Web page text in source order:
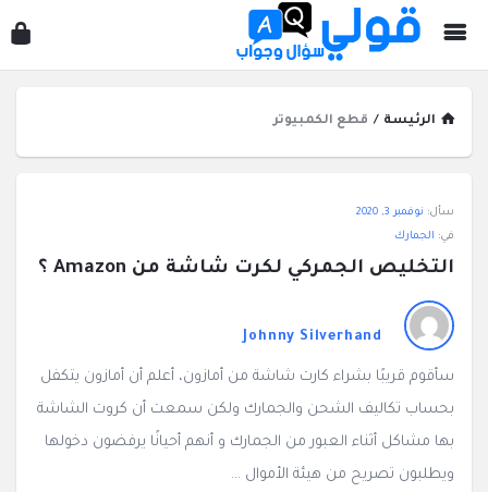
الرئيسة / قطع الكمبيوتر
سؤال
وجواب
أسئلة
سأل: نوفمبر 3, 2020
في: الجمارك
التخليص الجمركي لكرت شاشة من Amazon ؟
Johnny Silverhand
سأقوم قريبًا بشراء كارت شاشة من أمازون، أعلم أن أمازون يتكفل
بحساب تكاليف الشحن والجمارك ولكن سمعت أن كروت الشاشة
بها مشاكل أثناء العبور من الجمارك و أنهم أحيانًا يرفضون دخولها
ويطلبون تصريح من هيئة الأموال ...